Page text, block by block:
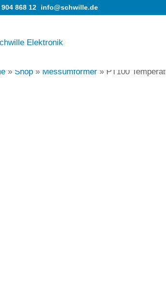
868 12 info@schwille.de
»Shop»Messumformer»PT100